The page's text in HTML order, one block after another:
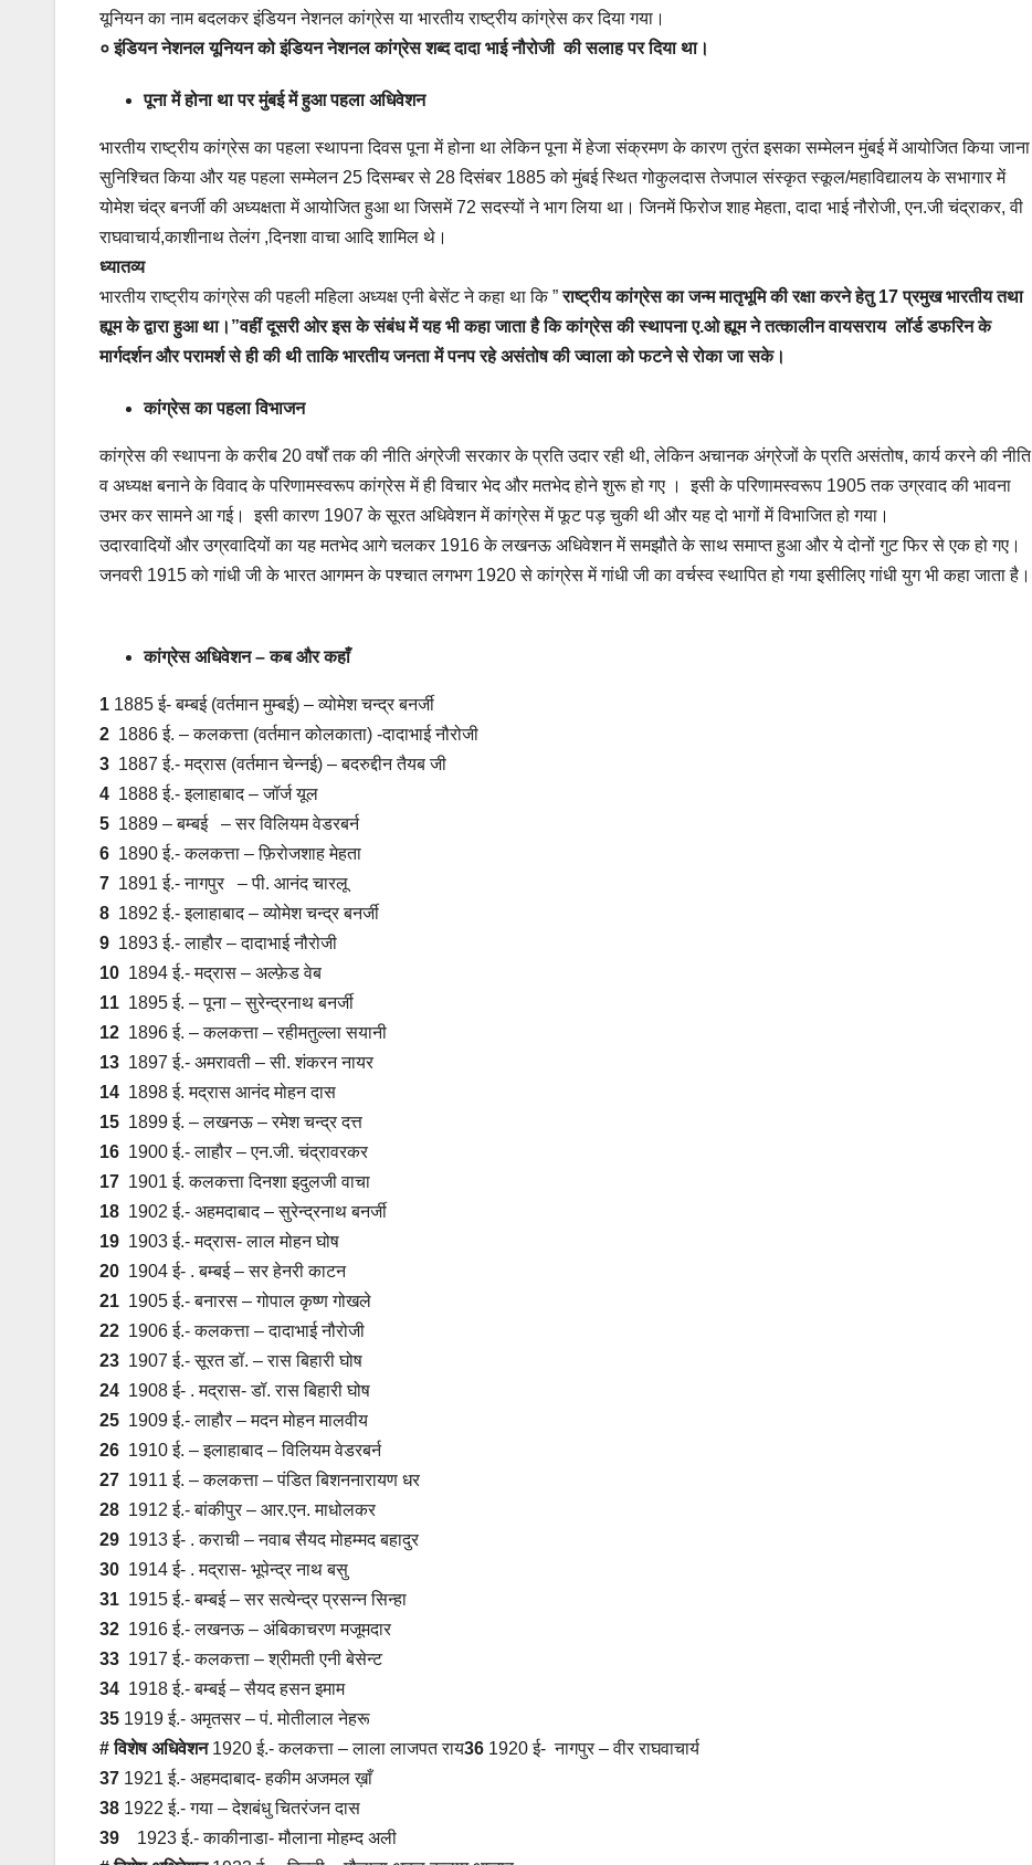
यूनियन का नाम बदलकर इंडियन नेशनल कांग्रेस या भारतीय राष्ट्रीय कांग्रेस कर दिया गया।
० इंडियन नेशनल यूनियन को इंडियन नेशनल कांग्रेस शब्द दादा भाई नौरोजी की सलाह पर दिया था।
पूना में होना था पर मुंबई में हुआ पहला अधिवेशन
भारतीय राष्ट्रीय कांग्रेस का पहला स्थापना दिवस पूना में होना था लेकिन पूना में हेजा संक्रमण के कारण तुरंत इसका सम्मेलन मुंबई में आयोजित किया जाना
सुनिश्चित किया और यह पहला सम्मेलन 25 दिसम्बर से 28 दिसंबर 1885 को मुंबई स्थित गोकुलदास तेजपाल संस्कृत स्कूल/महाविद्यालय के सभागार में
योमेश चंद्र बनर्जी की अध्यक्षता में आयोजित हुआ था जिसमें 72 सदस्यों ने भाग लिया था। जिनमें फिरोज शाह मेहता, दादा भाई नौरोजी, एन.जी चंद्राकर, वी
राघवाचार्य,काशीनाथ तेलंग ,दिनशा वाचा आदि शामिल थे।
ध्यातव्य
भारतीय राष्ट्रीय कांग्रेस की पहली महिला अध्यक्ष एनी बेसेंट ने कहा था कि ”राष्ट्रीय कांग्रेस का जन्म मातृभूमि की रक्षा करने हेतु 17 प्रमुख भारतीय तथा
ह्यूम के द्वारा हुआ था।”वहीं दूसरी ओर इस के संबंध में यह भी कहा जाता है कि कांग्रेस की स्थापना ए.ओ ह्यूम ने तत्कालीन वायसराय लॉर्ड डफरिन के
मार्गदर्शन और परामर्श से ही की थी ताकि भारतीय जनता में पनप रहे असंतोष की ज्वाला को फटने से रोका जा सके।
कांग्रेस का पहला विभाजन
कांग्रेस की स्थापना के करीब 20 वर्षों तक की नीति अंग्रेजी सरकार के प्रति उदार रही थी, लेकिन अचानक अंग्रेजों के प्रति असंतोष, कार्य करने की नीति
व अध्यक्ष बनाने के विवाद के परिणामस्वरूप कांग्रेस में ही विचार भेद और मतभेद होने शुरू हो गए । इसी के परिणामस्वरूप 1905 तक उग्रवाद की भावना
उभर कर सामने आ गई। इसी कारण 1907 के सूरत अधिवेशन में कांग्रेस में फूट पड़ चुकी थी और यह दो भागों में विभाजित हो गया।
उदारवादियों और उग्रवादियों का यह मतभेद आगे चलकर 1916 के लखनऊ अधिवेशन में समझौते के साथ समाप्त हुआ और ये दोनों गुट फिर से एक हो गए।
जनवरी 1915 को गांधी जी के भारत आगमन के पश्चात लगभग 1920 से कांग्रेस में गांधी जी का वर्चस्व स्थापित हो गया इसीलिए गांधी युग भी कहा जाता है।
कांग्रेस अधिवेशन – कब और कहाँ
1 1885 ई- बम्बई (वर्तमान मुम्बई) – व्योमेश चन्‍द्र बनर्जी
2 1886 ई. – कलकत्ता (वर्तमान कोलकाता) -दादाभाई नौरोजी
3 1887 ई.- मद्रास (वर्तमान चेन्नई) – बदरुद्दीन तैयब जी
4 1888 ई.- इलाहाबाद – जॉर्ज यूल
5 1889 – बम्बई – सर विलियम वेडरबर्न
6 1890 ई.- कलकत्ता – फ़िरोजशाह मेहता
7 1891 ई.- नागपुर – पी. आनंद चारलू
8 1892 ई.- इलाहाबाद – व्योमेश चन्‍द्र बनर्जी
9 1893 ई.- लाहौर – दादाभाई नौरोजी
10 1894 ई.- मद्रास – अल्फ़ेड वेब
11 1895 ई. – पूना – सुरेन्द्रनाथ बनर्जी
12 1896 ई. – कलकत्ता – रहीमतुल्ला सयानी
13 1897 ई.- अमरावती – सी. शंकरन नायर
14 1898 ई. मद्रास आनंद मोहन दास
15 1899 ई. – लखनऊ – रमेश चन्द्र दत्त
16 1900 ई.- लाहौर – एन.जी. चंद्रावरकर
17 1901 ई. कलकत्ता दिनशा इदुलजी वाचा
18 1902 ई.- अहमदाबाद – सुरेन्द्रनाथ बनर्जी
19 1903 ई.- मद्रास- लाल मोहन घोष
20 1904 ई- . बम्बई – सर हेनरी काटन
21 1905 ई.- बनारस – गोपाल कृष्ण गोखले
22 1906 ई.- कलकत्ता – दादाभाई नौरोजी
23 1907 ई.- सूरत डॉ. – रास बिहारी घोष
24 1908 ई- . मद्रास- डॉ. रास बिहारी घोष
25 1909 ई.- लाहौर – मदन मोहन मालवीय
26 1910 ई. – इलाहाबाद – विलियम वेडरबर्न
27 1911 ई. – कलकत्ता – पंडित बिशननारायण धर
28 1912 ई.- बांकीपुर – आर.एन. माधोलकर
29 1913 ई- . कराची – नवाब सैयद मोहम्मद बहादुर
30 1914 ई- . मद्रास- भूपेन्द्र नाथ बसु
31 1915 ई.- बम्बई – सर सत्येन्द्र प्रसन्न सिन्हा
32 1916 ई.- लखनऊ – अंबिकाचरण मजूमदार
33 1917 ई.- कलकत्ता – श्रीमती एनी बेसेन्ट
34 1918 ई.- बम्बई – सैयद हसन इमाम
35 1919 ई.- अमृतसर – पं. मोतीलाल नेहरू
# विशेष अधिवेशन1920 ई.- कलकत्ता – लाला लाजपत राय36 1920 ई- नागपुर – वीर राघवाचार्य
37 1921 ई.- अहमदाबाद- हकीम अजमल ख़ाँ
38 1922 ई.- गया – देशबंधु चितरंजन दास
39
1923 ई.- काकीनाडा- मौलाना मोहम्द अली